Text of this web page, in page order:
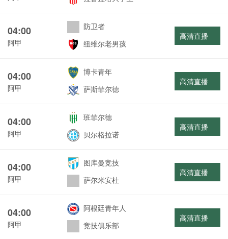
04:00
阿甲
防卫者
纽维尔老男孩
高清直播
04:00
阿甲
博卡青年
萨斯菲尔德
高清直播
04:00
阿甲
班菲尔德
贝尔格拉诺
高清直播
04:00
阿甲
图库曼竞技
萨尔米安杜
高清直播
04:00
阿甲
阿根廷青年人
竞技俱乐部
高清直播